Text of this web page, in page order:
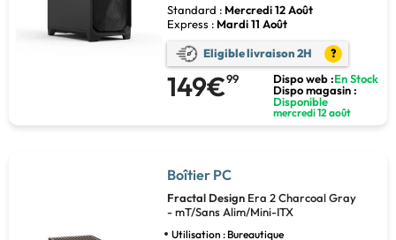
Standard : Mercredi 12 Août
Express : Mardi 11 Août
Eligible livraison 2H ?
149€99 Dispo web :En Stock
Dispo magasin :
Disponible
mercredi 12 août
Boîtier PC
Fractal Design Era 2 Charcoal Gray
- mT/Sans Alim/Mini-ITX
Utilisation : Bureautique